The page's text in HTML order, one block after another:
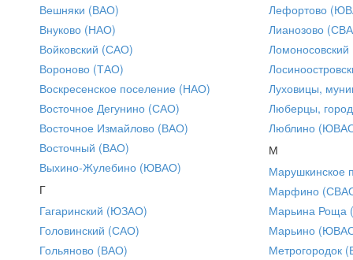
Вешняки (ВАО)
Внуково (НАО)
Войковский (САО)
Вороново (ТАО)
Воскресенское поселение (НАО)
Восточное Дегунино (САО)
Восточное Измайлово (ВАО)
Восточный (ВАО)
Выхино-Жулебино (ЮВАО)
Г
Гагаринский (ЮЗАО)
Головинский (САО)
Гольяново (ВАО)
Лефортово
Лианозово
Луховицы,
Люберцы,
Люблино
М
Марушкинское
Марфино
Марьина Роща
Марьино
Метрогородок